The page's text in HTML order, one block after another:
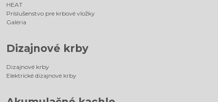
HEAT
Príslušenstvo pre krbové vložky
Galéria
Dizajnové krby
Dizajnové krby
Elektrické dizajnové krby